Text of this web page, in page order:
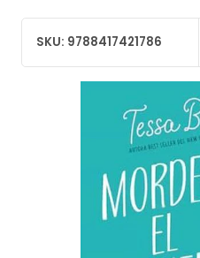
SKU: 9788417421786